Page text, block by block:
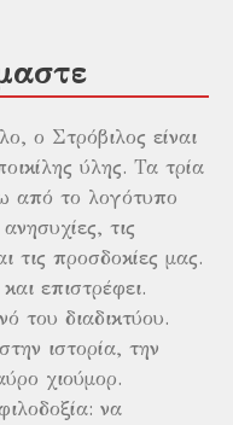
ο Στρόβιλος είναι
ύλης. Τα τρία
από το λογότυπο
τις
τις προσδοκίες μας.
επιστρέφει.
του διαδικτύου.
ιστορία, την
χιούμορ.
να